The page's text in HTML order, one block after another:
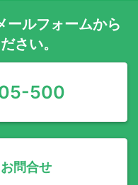
ールフォームから
さい。
500
問合せ